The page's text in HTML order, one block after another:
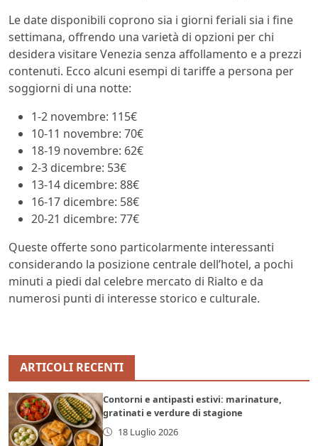
Le date disponibili coprono sia i giorni feriali sia i fine
settimana, offrendo una varietà di opzioni per chi
desidera visitare Venezia senza affollamento e a prezzi
contenuti. Ecco alcuni esempi di tariffe a persona per
soggiorni di una notte:
1-2 novembre: 115€
10-11 novembre: 70€
18-19 novembre: 62€
2-3 dicembre: 53€
13-14 dicembre: 88€
16-17 dicembre: 58€
20-21 dicembre: 77€
Queste offerte sono particolarmente interessanti
considerando la posizione centrale dell’hotel, a pochi
minuti a piedi dal celebre mercato di Rialto e da
numerosi punti di interesse storico e culturale.
ARTICOLI RECENTI
Contorni e antipasti estivi: marinature,
gratinati e verdure di stagione
18 Luglio 2026